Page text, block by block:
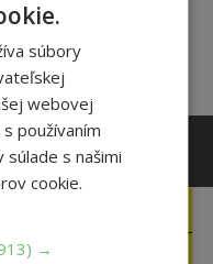
súbory
webovej
používaním
s našimi
cookie.
→